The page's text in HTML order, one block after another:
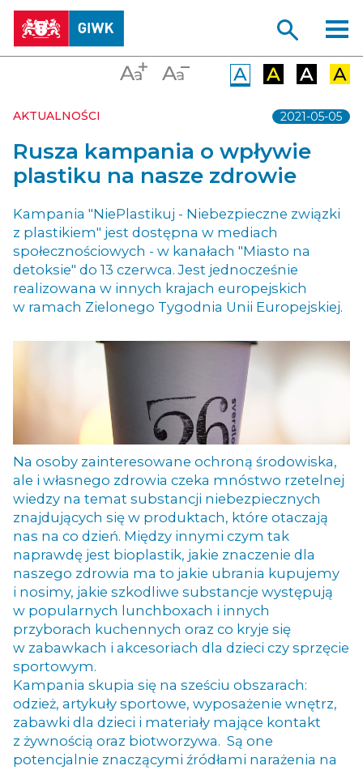
2021-05-05
AKTUALNOŚCI
Rusza kampania o wpływie
plastiku na nasze zdrowie
Kampania "NiePlastikuj - Niebezpieczne związki
z plastikiem" jest dostępna w mediach
społecznościowych - w kanałach "Miasto na
detoksie" do 13 czerwca. Jest jednocześnie
realizowana w innych krajach europejskich
w ramach Zielonego Tygodnia Unii Europejskiej.
Na osoby zainteresowane ochroną środowiska,
ale i własnego zdrowia czeka mnóstwo rzetelnej
wiedzy na temat substancji niebezpiecznych
znajdujących się w produktach, które otaczają
nas na co dzień. Między innymi czym tak
naprawdę jest bioplastik, jakie znaczenie dla
naszego zdrowia ma to jakie ubrania kupujemy
i nosimy, jakie szkodliwe substancje występują
w popularnych lunchboxach i innych
przyborach kuchennych oraz co kryje się
w zabawkach i akcesoriach dla dzieci czy sprzęcie
sportowym.
Kampania skupia się na sześciu obszarach:
odzież, artykuły sportowe, wyposażenie wnętrz,
zabawki dla dzieci i materiały mające kontakt
z żywnością oraz biotworzywa. Są one
potencjalnie znaczącymi źródłami narażenia na